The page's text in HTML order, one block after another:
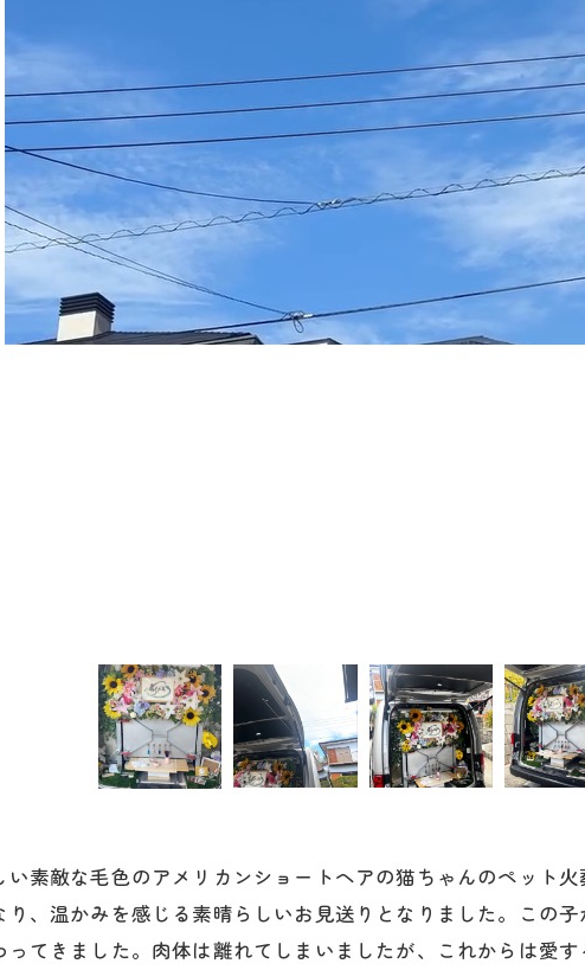
素敵な毛色のアメリカンショートヘアの猫ちゃんのペット
、温かみを感じる素晴らしいお見送りとなりました。この
てきました。肉体は離れてしまいましたが、これからは愛